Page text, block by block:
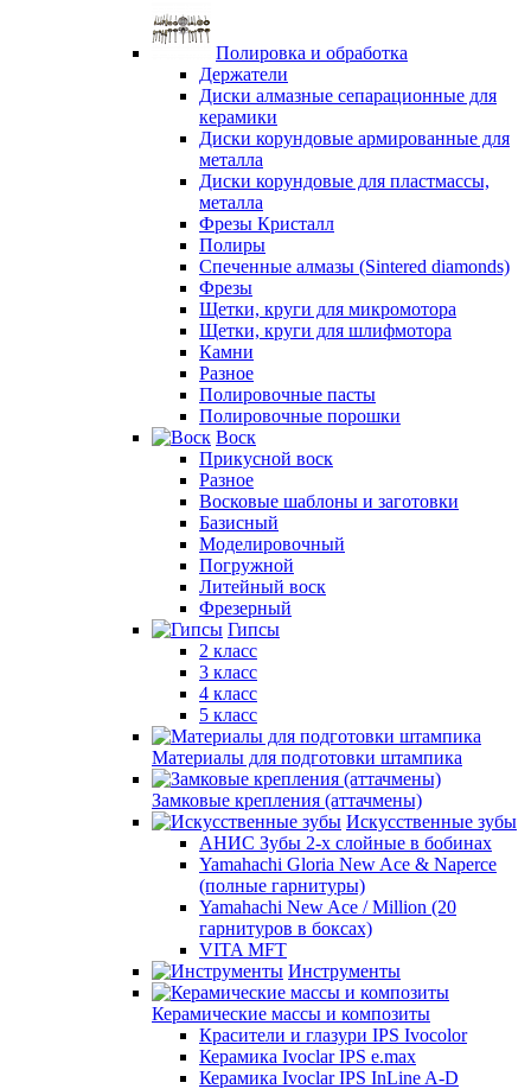
Полировка и обработка
Держатели
Диски алмазные сепарационные для
керамики
Диски корундовые армированные для
металла
Диски корундовые для пластмассы,
металла
Фрезы Кристалл
Полиры
Спеченные алмазы (Sintered diamonds)
Фрезы
Щетки, круги для микромотора
Щетки, круги для шлифмотора
Камни
Разное
Полировочные пасты
Полировочные порошки
Воск
Прикусной воск
Разное
Восковые шаблоны и заготовки
Базисный
Моделировочный
Погружной
Литейный воск
Фрезерный
Гипсы
2 класс
3 класс
4 класс
5 класс
Материалы для подготовки штампика
Замковые крепления (аттачмены)
Искусственные зубы
АНИС Зубы 2-х слойные в бобинах
Yamahachi Gloria New Ace & Naperce
(полные гарнитуры)
Yamahachi New Ace / Million (20
гарнитуров в боксах)
VITA MFT
Инструменты
Керамические массы и композиты
Красители и глазури IPS Ivocolor
Керамика Ivoclar IPS e.max
Керамика Ivoclar IPS InLine A-D